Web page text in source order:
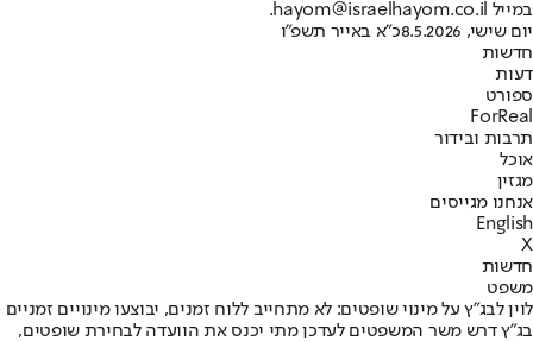
במייל hayom@israelhayom.co.il.
יום שישי, 8.5.2026
כ"א באייר תשפ"ו
חדשות
דעות
ספורט
ForReal
תרבות ובידור
אוכל
מגזין
אנחנו מגייסים
English
X
חדשות
משפט
לוין לבג״ץ על מינוי שופטים: לא מתחייב ללוח זמנים, יבוצעו מינויים זמניים
בג״ץ דרש משר המשפטים לעדכן מתי יכנס את הוועדה לבחירת שופטים,